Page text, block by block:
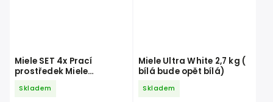
Miele SET 4x Prací
prostředek Miele
prostředek Miele
Skladem
Miele Ultra White 2,7 kg (
bílá bude opět bílá)
Skladem